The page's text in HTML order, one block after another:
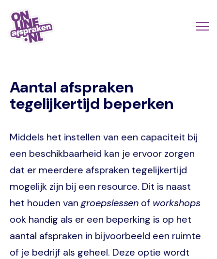
Naar
hoofdinhoud
Aantal afspraken
tegelijkertijd beperken
Middels het instellen van een capaciteit bij
een beschikbaarheid kan je ervoor zorgen
dat er meerdere afspraken tegelijkertijd
mogelijk zijn bij een resource. Dit is naast
het houden van groepslessen of workshops
ook handig als er een beperking is op het
aantal afspraken in bijvoorbeeld een ruimte
of je bedrijf als geheel. Deze optie wordt